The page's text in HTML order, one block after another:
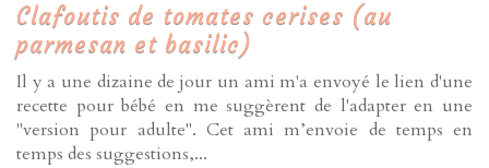
Clafoutis de tomates cerises (au
parmesan et basilic)
Il y a une dizaine de jour un ami m'a envoyé le lien d'une
recette pour bébé en me suggèrent de l'adapter en une
"version pour adulte". Cet ami m’envoie de temps en
temps des suggestions,...